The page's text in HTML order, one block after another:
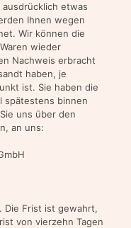
etwas
Ihnen wegen
Wir können die
wieder
Nachweis erbracht
haben, je
ist. Sie haben die
spätestens binnen
uns über den
an uns:
Die Frist ist gewahrt,
von vierzehn Tagen